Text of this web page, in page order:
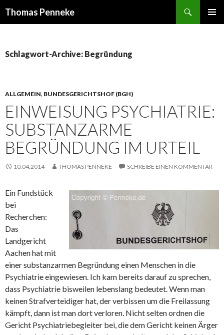
Thomas Penneke
Schlagwort-Archive: Begründung
ALLGEMEIN, BUNDESGERICHTSHOF (BGH)
EINWEISUNG PSYCHIATRIE:
SUBSTANZARME
BEGRÜNDUNG IM URTEIL
10.04.2014 THOMAS PENNEKE SCHREIBE EINEN KOMMENTAR
Ein Fundstück
bei
Recherchen:
Das
Landgericht
Aachen hat mit
einer substanzarmen Begründung einen Menschen in die
Psychiatrie eingewiesen. Ich kam bereits darauf zu sprechen,
dass Psychiatrie bisweilen lebenslang bedeutet. Wenn man
keinen Strafverteidiger hat, der verbissen um die Freilassung
kämpft, dann ist man dort verloren. Nicht selten ordnen die
Gericht Psychiatriebegleiter bei, die dem Gericht keinen Ärger